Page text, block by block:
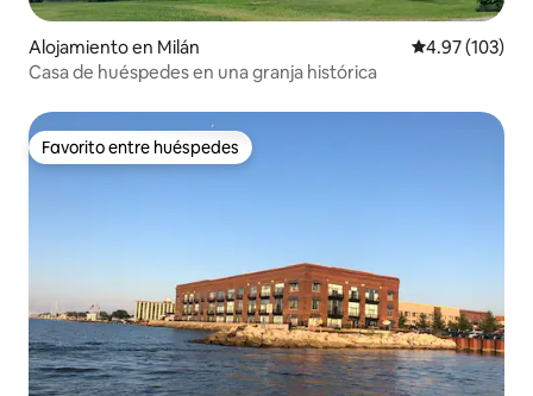
Alojamiento en Milán Calificación
4.97 (103)
Casa de huéspedes en una granja histórica
Favorito entre huéspedes
Favorito entre huéspedes